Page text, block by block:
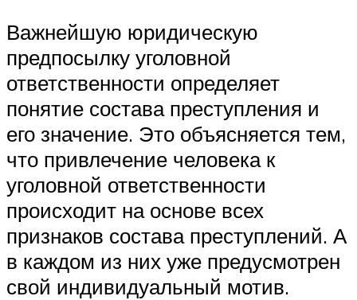
Важнейшую юридическую
предпосылку уголовной
ответственности определяет
понятие состава преступления и
его значение. Это объясняется тем,
что привлечение человека к
уголовной ответственности
происходит на основе всех
признаков состава преступлений. А
в каждом из них уже предусмотрен
свой индивидуальный мотив.